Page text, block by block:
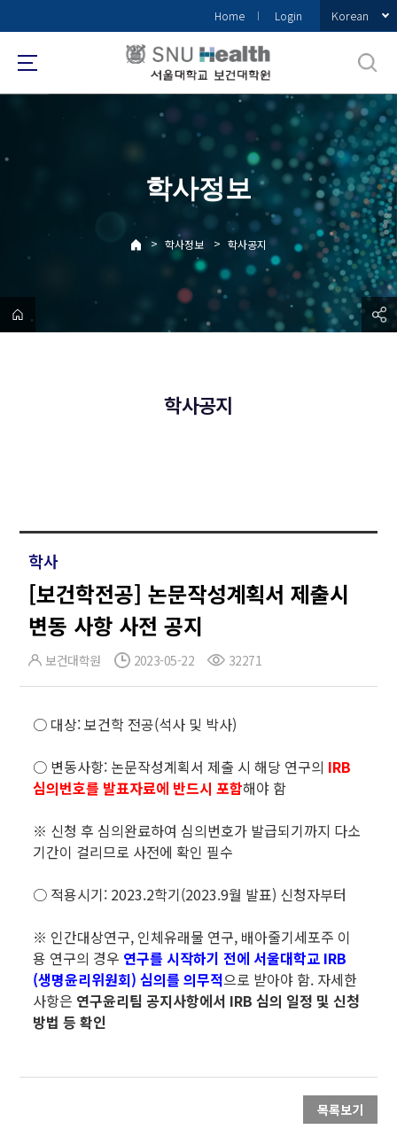
로
메
Home Login Korean
학사정보
> 학사정보 > 학사공지
학사공지
학사
[보건학전공] 논문작성계획서 제출시
변동 사항 사전 공지
보건대학원 2023-05-22 32271
○ 대상: 보건학 전공(석사 및 박사)
○ 변동사항: 논문작성계획서 제출 시 해당 연구의 IRB
심의번호를 발표자료에 반드시 포함해야 함
※ 신청 후 심의완료하여 심의번호가 발급되기까지 다소
기간이 걸리므로 사전에 확인 필수
○ 적용시기: 2023.2학기(2023.9월 발표) 신청자부터
※ 인간대상연구, 인체유래물 연구, 배아줄기세포주 이
용 연구의 경우 연구를 시작하기 전에 서울대학교 IRB
(생명윤리위원회) 심의를 의무적으로 받아야 함. 자세한
사항은 연구윤리팀 공지사항에서 IRB심의 일정 및 신청
방법 등 확인
목록보기